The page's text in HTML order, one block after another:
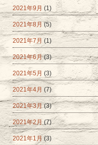
2021年9月 (1)
2021年8月 (5)
2021年7月 (1)
2021年6月(3)
2021年5月 (3)
2021年4月 (7)
2021年3月(3)
2021年2月 (7)
2021年1月 (3)